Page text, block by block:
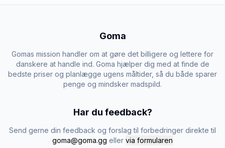
Goma
Gomas mission handler om at gøre det billigere og lettere for
danskere at handle ind. Goma hjælper dig med at finde de
bedste priser og planlægge ugens måltider, så du både sparer
penge og mindsker madspild.
Har du feedback?
Send gerne din feedback og forslag til forbedringer direkte til
goma@goma.gg eller via formularen